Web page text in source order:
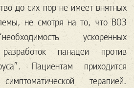
до сих пор не имеет внятных
не смотря на то, что ВОЗ
ускоренных
панацеи против
Пациентам приходится
терапией.